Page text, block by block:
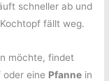
schneller ab und
fällt weg.
möchte, findet
oder eine Pfanne in